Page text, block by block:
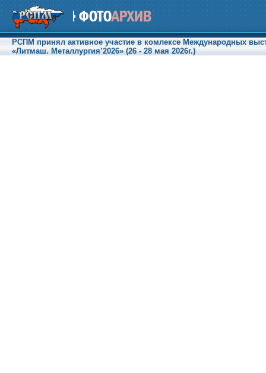
РСПМ принял активное участие в комлексе Международных
«Литмаш. Металлургия’2026» (26 - 28 мая 2026г.)